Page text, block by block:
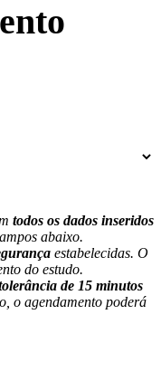
todos os dados inseridos
abaixo.
estabelecidas. O
do estudo.
de 15 minutos
o agendamento poderá